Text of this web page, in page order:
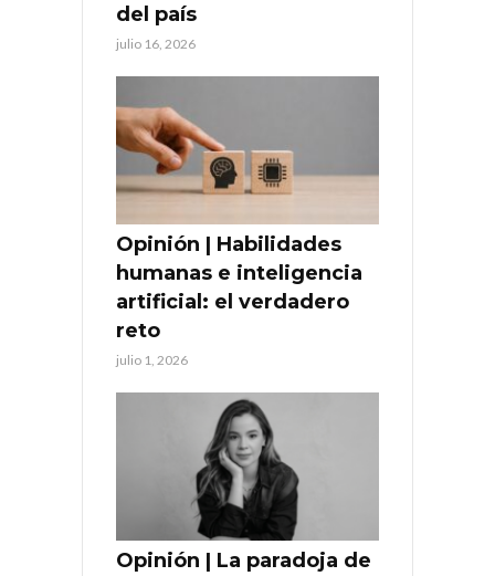
del país
julio 16, 2026
Opinión | Habilidades
humanas e inteligencia
artificial: el verdadero
reto
julio 1, 2026
Opinión | La paradoja de